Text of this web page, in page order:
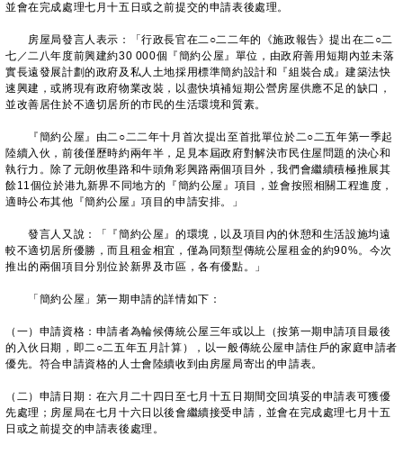
並會在完成處理七月十五日或之前提交的申請表後處理。
房屋局發言人表示：「行政長官在二○二二年的《施政報告》提出在二○二
七／二八年度前興建約30 000個『簡約公屋』單位，由政府善用短期內並未落
實長遠發展計劃的政府及私人土地採用標準簡約設計和『組裝合成』建築法快
速興建，或將現有政府物業改裝，以盡快填補短期公營房屋供應不足的缺口，
並改善居住於不適切居所的市民的生活環境和質素。
『簡約公屋』由二○二二年十月首次提出至首批單位於二○二五年第一季起
陸續入伙，前後僅歷時約兩年半，足見本屆政府對解決市民住屋問題的決心和
執行力。除了元朗攸壆路和牛頭角彩興路兩個項目外，我們會繼續積極推展其
餘11個位於港九新界不同地方的『簡約公屋』項目，並會按照相關工程進度，
適時公布其他『簡約公屋』項目的申請安排。」
發言人又說：「『簡約公屋』的環境，以及項目內的休憩和生活設施均遠
較不適切居所優勝，而且租金相宜，僅為同類型傳統公屋租金的約90%。今次
推出的兩個項目分別位於新界及市區，各有優點。」
「簡約公屋」第一期申請的詳情如下：
（一）申請資格：申請者為輪候傳統公屋三年或以上（按第一期申請項目最後
的入伙日期，即二○二五年五月計算），以一般傳統公屋申請住戶的家庭申請者
優先。符合申請資格的人士會陸續收到由房屋局寄出的申請表。
（二）申請日期：在六月二十四日至七月十五日期間交回填妥的申請表可獲優
先處理；房屋局在七月十六日以後會繼續接受申請，並會在完成處理七月十五
日或之前提交的申請表後處理。